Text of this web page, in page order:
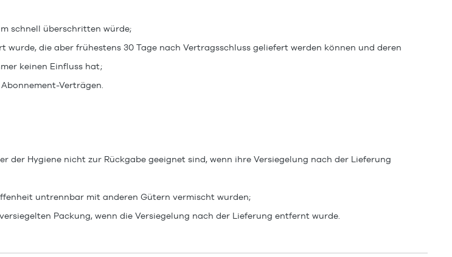
schnell überschritten würde;
die aber frühestens 30 Tage nach Vertragsschluss geliefert werden können und deren
keinen Einfluss hat;
Verträgen.
der Hygiene nicht zur Rückgabe geeignet sind, wenn ihre Versiegelung nach der Lieferung
untrennbar mit anderen Gütern vermischt wurden;
Packung, wenn die Versiegelung nach der Lieferung entfernt wurde.